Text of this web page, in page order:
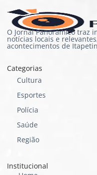
O Jornal Panorâmico traz
notícias locais e
acontecimentos de
Categorias
Cultura
Esportes
Polícia
Saúde
Região
Institucional